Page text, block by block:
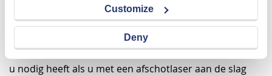
Customize
Deny
bouwlaserin koffer standaard een
handontvanger en afstandsbediening mee.
Handontvangers zijn ook los verkrijgbaar. Daarnaast
vindt u in het assortiment van Visser & Visser alles wat
u nodig heeft als u met een afschotlaser aan de slag